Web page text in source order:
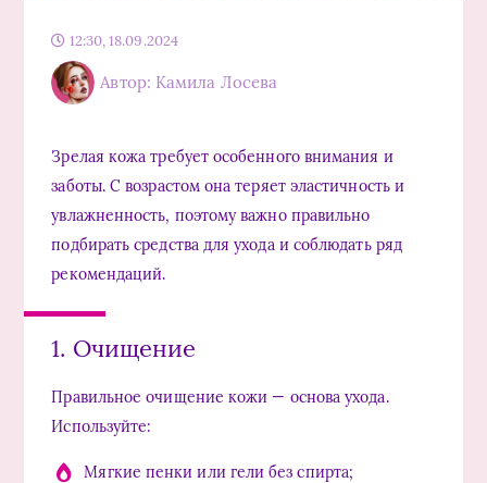
12:30, 18.09.2024
Автор: Камила Лосева
Зрелая кожа требует особенного внимания и
заботы. С возрастом она теряет эластичность и
увлажненность, поэтому важно правильно
подбирать средства для ухода и соблюдать ряд
рекомендаций.
1. Очищение
Правильное очищение кожи — основа ухода.
Используйте:
Мягкие пенки или гели без спирта;